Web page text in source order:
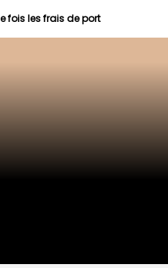
fois les frais de port